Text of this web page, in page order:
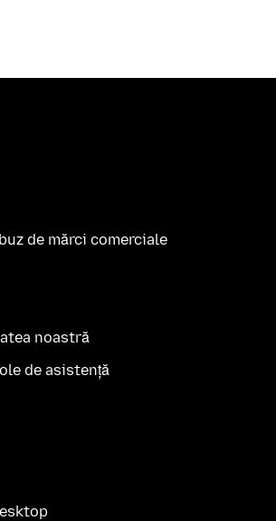
de mărci comerciale
noastră
de asistență